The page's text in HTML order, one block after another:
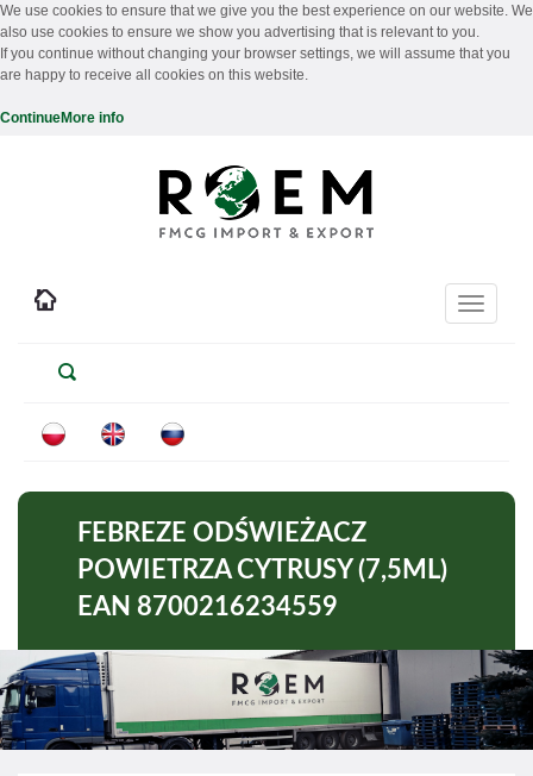
We use cookies to ensure that we give you the best experience on our website. We
also use cookies to ensure we show you advertising that is relevant to you.
If you continue without changing your browser settings, we will assume that you
are happy to receive all cookies on this website.
ContinueMore info
Toggle
FEBREZE ODŚWIEŻACZ
POWIETRZA CYTRUSY (7,5ML)
EAN 8700216234559